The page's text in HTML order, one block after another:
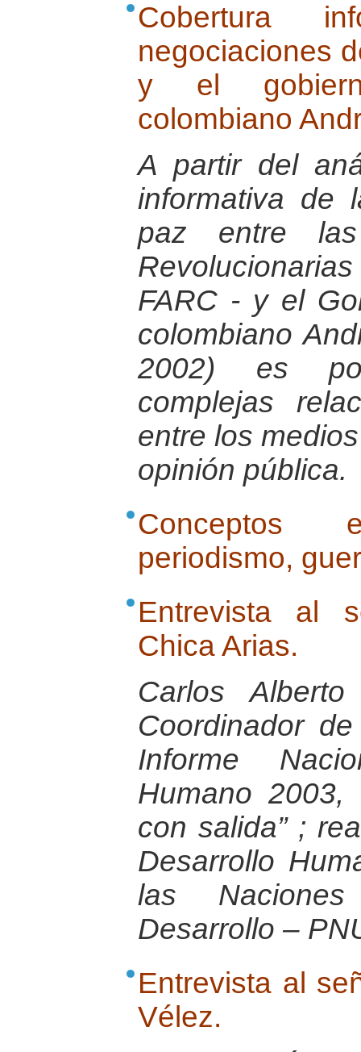
Cobertura
negociaciones
y el
colombiano
A partir del
informativa de
paz entre las
FARC - y el
colombiano
2002) es
complejas
entre los
opinión pública.
Conceptos
periodismo,
Entrevista al
Chica Arias.
Carlos
Coordinador
Informe
Humano 2003,
con salida” ;
Desarrollo
las
Desarrollo –
Entrevista al
Vélez.